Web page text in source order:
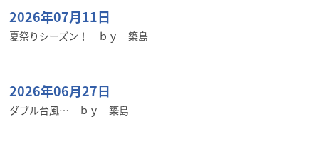
2026年07月11日
夏祭りシーズン！ ｂｙ 築島
2026年06月27日
ダブル台風… ｂｙ 築島